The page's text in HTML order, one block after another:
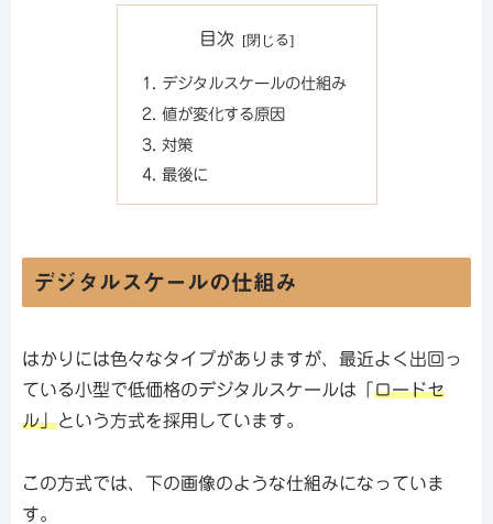
目次
デジタルスケールの仕組み
値が変化する原因
対策
最後に
デジタルスケールの仕組み
はかりには色々なタイプがありますが、最近よく出回っ
ている小型で低価格のデジタルスケールは「 ロードセ
ル」という方式を採用しています。
この方式では、下の画像のような仕組みになっていま
す。